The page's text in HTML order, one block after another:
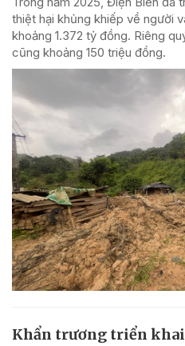
thiệt hại khủng khiếp về người
khoảng 1.372 tỷ đồng. Riêng
cũng khoảng 150 triệu đồng.
Khẩn trương triển